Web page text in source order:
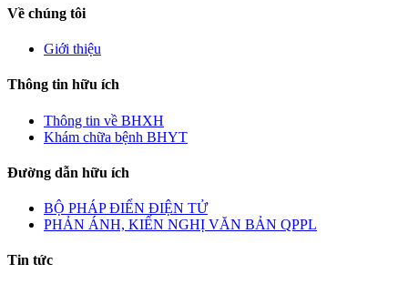
Về chúng tôi
Giới thiệu
Thông tin hữu ích
Thông tin về BHXH
Khám chữa bệnh BHYT
Đường dẫn hữu ích
BỘ PHÁP ĐIỂN ĐIỆN TỬ
PHẢN ÁNH, KIẾN NGHỊ VĂN BẢN QPPL
Tin tức